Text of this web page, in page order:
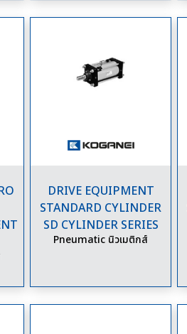
DRIVE EQUIPMENT
STANDARD CYLINDER
SD CYLINDER SERIES
Pneumatic นิวเมติกส์